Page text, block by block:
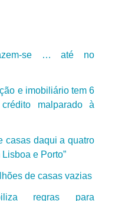
se … até no
e imobiliário tem 6
malparado à
casas daqui a quatro
e Porto”
de casas vazias
regras para